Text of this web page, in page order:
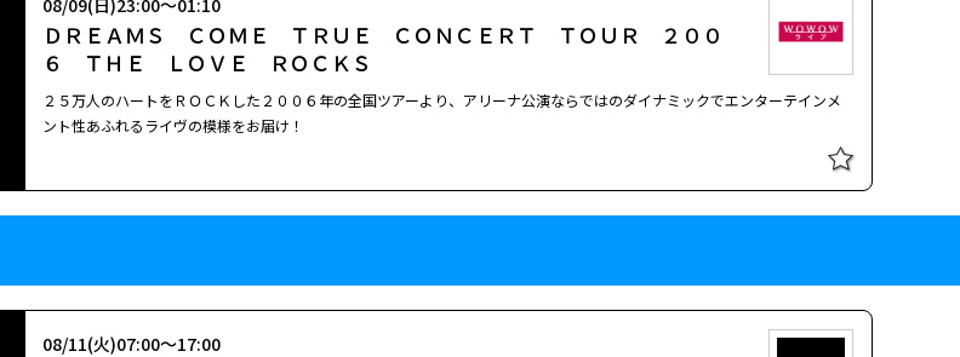
ＤＲＥＡＭＳ ＣＯＭＥ ＴＲＵＥ ＣＯＮＣＥＲＴ ＴＯＵＲ ２００
６ ＴＨＥ ＬＯＶＥ ＲＯＣＫＳ
08/09(日)23:00～01:10
２５万人のハートをＲＯＣＫした２００６年の全国ツアーより、アリーナ公演ならではのダイナミックでエンターテインメ
ント性あふれるライヴの模様をお届け！
08/11(火)07:00～17:00